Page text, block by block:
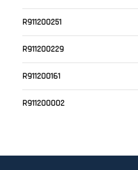
R911200251
R911200229
R911200161
R911200002